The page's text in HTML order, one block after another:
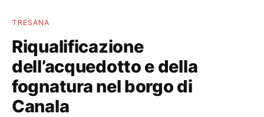
TRESANA
Riqualificazione
dell’acquedotto e della
fognatura nel borgo di
Canala